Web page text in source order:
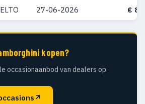
27-06-2026 €
kopen?
occasionaanbod van dealers op
↗